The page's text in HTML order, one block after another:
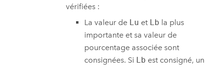
vérifiées :
La valeur de Lu et Lb la plus
importante et sa valeur de
pourcentage associée sont
consignées. Si Lb est consigné, un